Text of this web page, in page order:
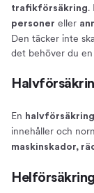
trafikförsäkring.
personer eller
Den täcker inte
det behöver du
En halvförsäkring
innehåller och
maskinskador,
Helförsäkring